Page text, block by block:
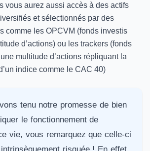
vous aurez aussi accès à des actifs
et sélectionnés par des
comme les OPCVM (fonds investis
d’actions) ou les trackers (fonds
multitude d’actions répliquant la
indice comme le CAC 40)
tenu notre promesse de bien
le fonctionnement de
vie, vous remarquez que celle-ci